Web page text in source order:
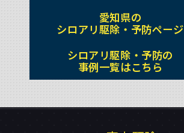
愛知県の
シロアリ駆除・予防ページ
シロアリ駆除・予防の
事例一覧はこちら